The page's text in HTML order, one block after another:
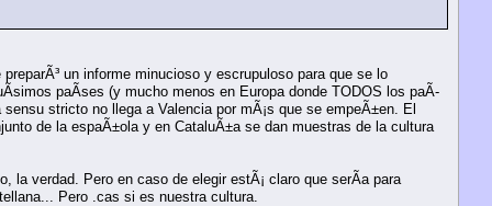
un informe minucioso y escrupuloso para que se lo
paÃ­ses (y mucho menos en Europa donde TODOS los paÃ­
stricto no llega a Valencia por mÃ¡s que se empeÃ±en. El
de la espaÃ±ola y en CataluÃ±a se dan muestras de la cultura
la verdad. Pero en caso de elegir estÃ¡ claro que serÃ­a para
Pero .cas si es nuestra cultura.